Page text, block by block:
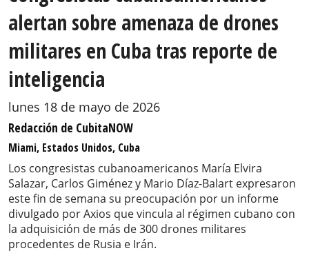
alertan sobre amenaza de drones
militares en Cuba tras reporte de
inteligencia
lunes 18 de mayo de 2026
Redacción de CubitaNOW
Miami, Estados Unidos, Cuba
Los congresistas cubanoamericanos María Elvira
Salazar, Carlos Giménez y Mario Díaz-Balart expresaron
este fin de semana su preocupación por un informe
divulgado por Axios que vincula al régimen cubano con
la adquisición de más de 300 drones militares
procedentes de Rusia e Irán.